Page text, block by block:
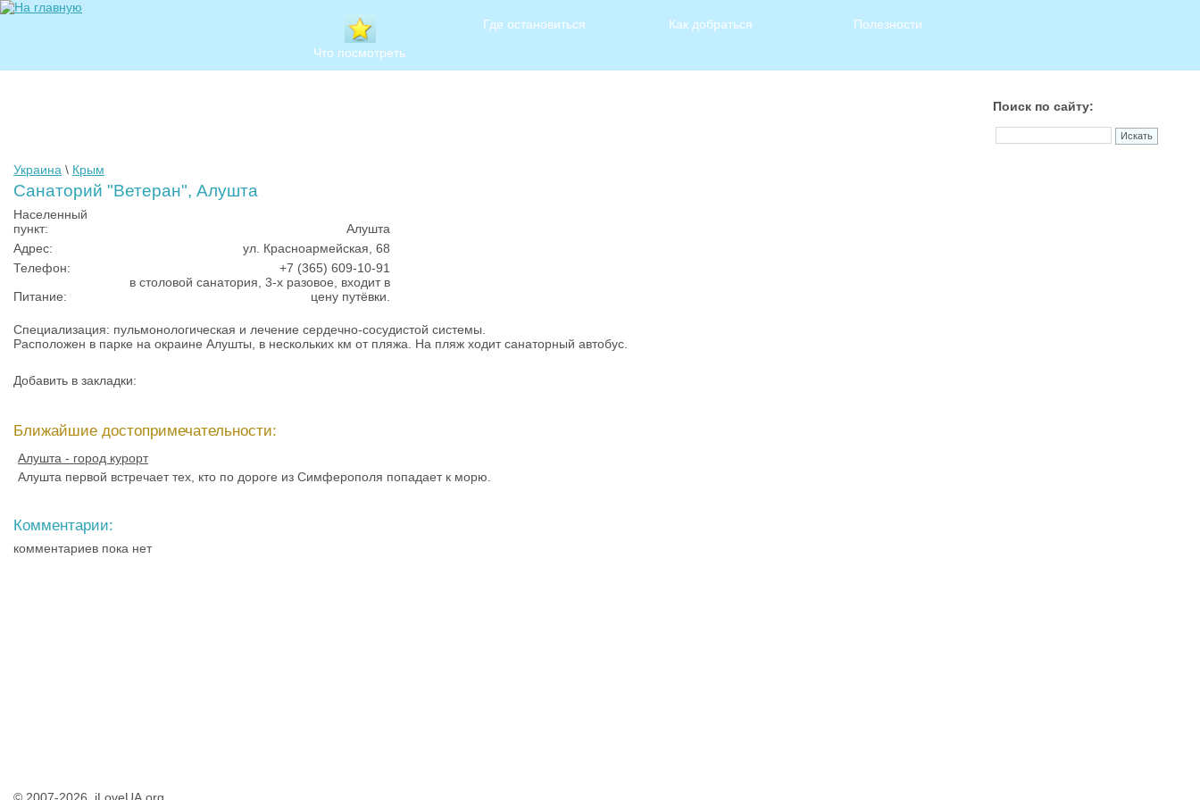
Что посмотреть
Где остановиться Как добраться Полезности
Украина \ Крым
Санаторий "Ветеран", Алушта
Населенный
пункт:
Алушта
Адрес:
ул. Красноармейская, 68
Телефон:
+7 (365) 609-10-91
Питание:
в столовой санатория, 3-х разовое, входит в
цену путёвки.
Специализация: пульмонологическая и лечение сердечно-сосудистой системы.
Расположен в парке на окраине Алушты, в нескольких км от пляжа. На пляж ходит санаторный автобус.
Добавить в закладки:
Ближайшие достопримечательности:
Алушта - город курорт
Алушта первой встречает тех, кто по дороге из Симферополя попадает к морю.
Комментарии:
комментариев пока нет
Поиск по сайту: